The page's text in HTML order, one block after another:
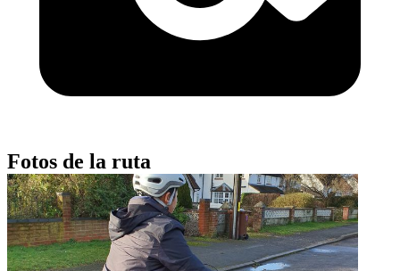
Fotos de la ruta